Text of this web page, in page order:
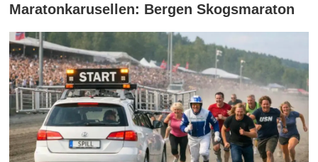
Maratonkarusellen: Bergen Skogsmaraton